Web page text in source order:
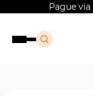
Pague via